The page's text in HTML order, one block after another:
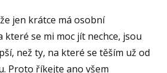
jen krátce má osobní
které se mi moc jít nechce, jsou
než ty, na které se těším už od
Proto říkejte ano všem